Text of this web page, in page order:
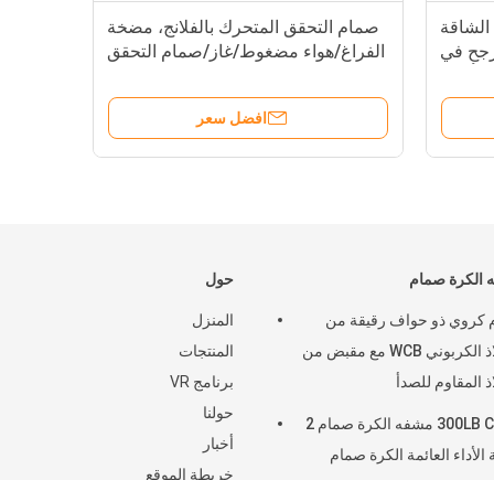
في
صمام التحقق المتحرك بالفلانج، مضخة
الفراغ/هواء مضغوط/غاز/صمام التحقق
افضل سعر
حول
المنزل
المنتجات
برنامج VR
حولنا
أخبار
خريطة الموقع
الكرة صمام
كروي ذو حواف رقيقة من
الفولاذ الكربوني WCB مع مقبض من
المقاوم للصدأ
300LB CF8M مشفه الكرة صمام 2
الأداء العائمة الكرة صمام